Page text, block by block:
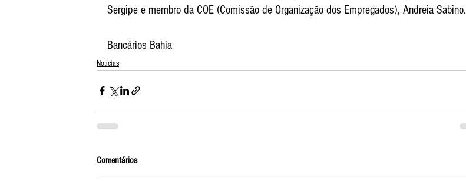
Sergipe e membro da COE (Comissão de Organização dos Empregados), Andreia Sabino.
Bancários Bahia
Notícias
Comentários